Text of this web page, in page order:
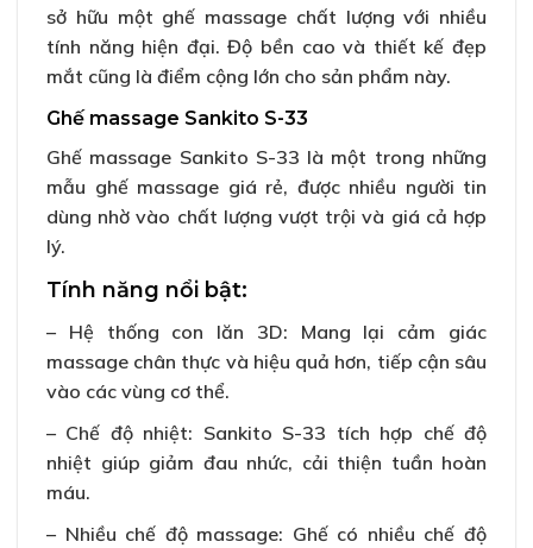
sở hữu một ghế massage chất lượng với nhiều
tính năng hiện đại. Độ bền cao và thiết kế đẹp
mắt cũng là điểm cộng lớn cho sản phẩm này.
Ghế massage Sankito S-33
Ghế massage Sankito S-33 là một trong những
mẫu ghế massage giá rẻ, được nhiều người tin
dùng nhờ vào chất lượng vượt trội và giá cả hợp
lý.
Tính năng nổi bật:
– Hệ thống con lăn 3D: Mang lại cảm giác
massage chân thực và hiệu quả hơn, tiếp cận sâu
vào các vùng cơ thể.
– Chế độ nhiệt: Sankito S-33 tích hợp chế độ
nhiệt giúp giảm đau nhức, cải thiện tuần hoàn
máu.
– Nhiều chế độ massage: Ghế có nhiều chế độ